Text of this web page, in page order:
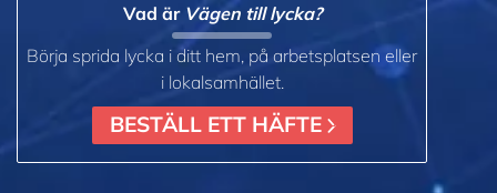
Vad är Vägen till lycka?
Börja sprida lycka i ditt hem, på arbetsplatsen eller
i lokalsamhället.
BESTÄLL ETT HÄFTE